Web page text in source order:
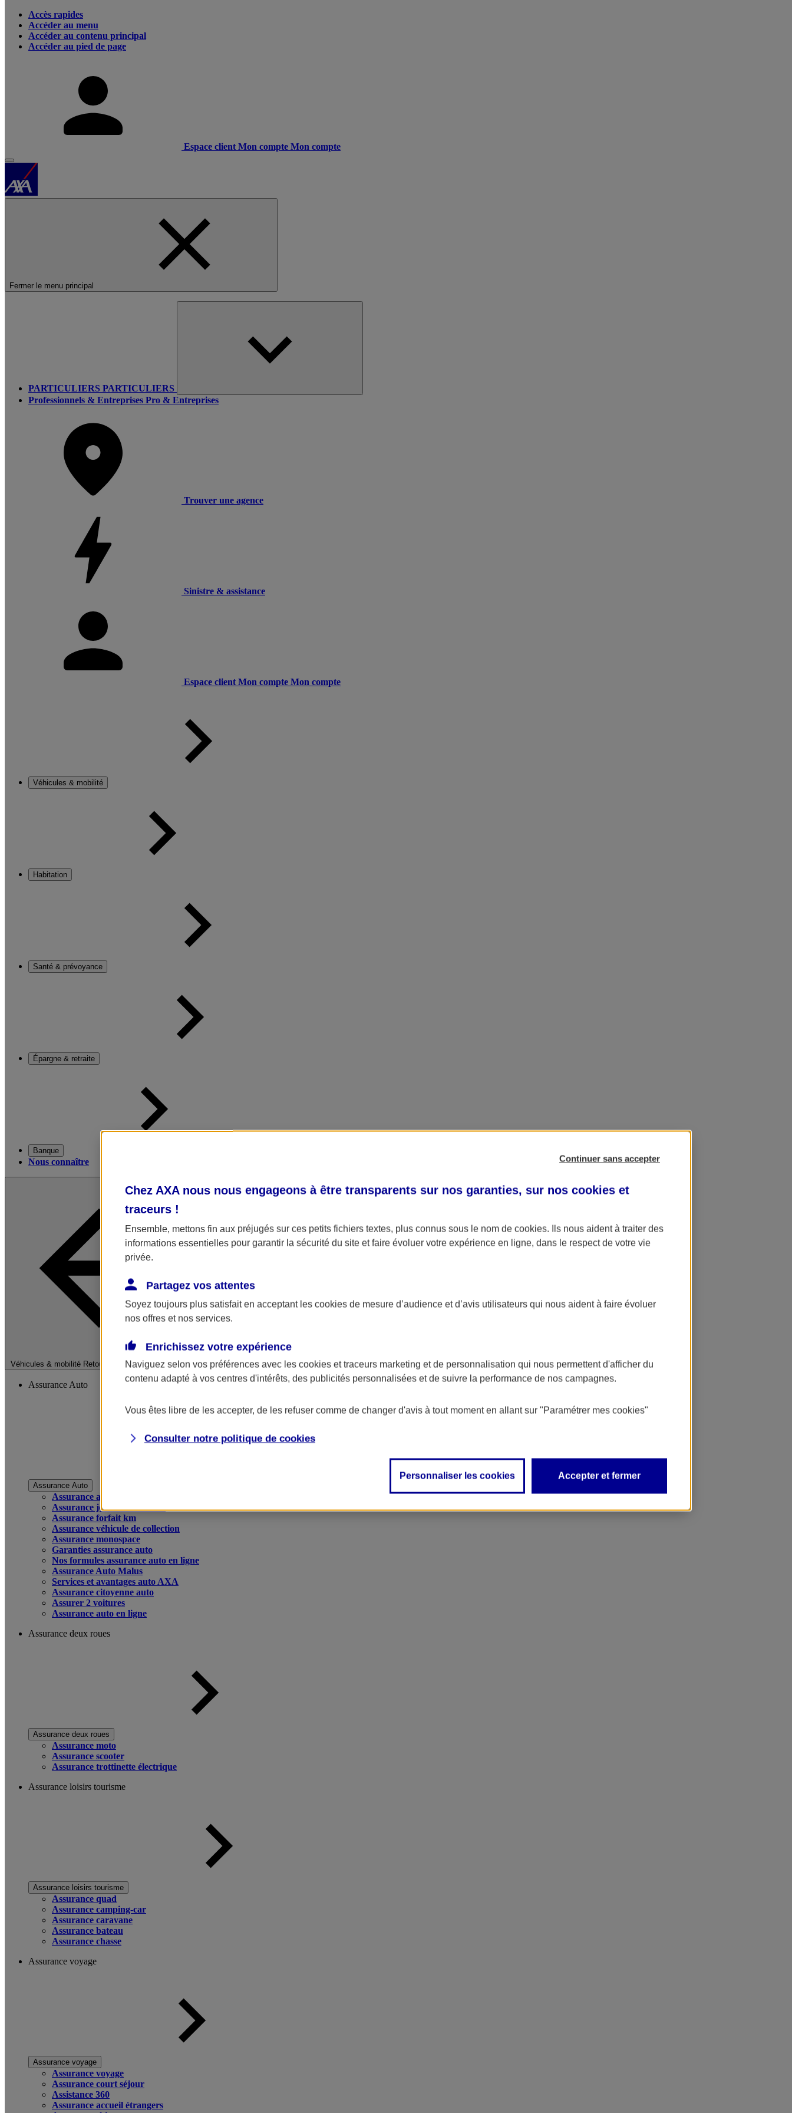
Accès rapides
Accéder au menu
Accéder au contenu principal
Accéder au pied de page
Espace client Mon compte Mon compte
Fermer le menu principal
PARTICULIERS PARTICULIERS
Professionnels & Entreprises Pro & Entreprises
Trouver une agence
Sinistre & assistance
Espace client Mon compte Mon compte
Véhicules & mobilité
Habitation
Santé & prévoyance
Épargne & retraite
Banque
Nous connaître
Véhicules & mobilité Retour à la section précédente
Fermer le menu principal
Assurance Auto
Assurance Auto
Assurance auto
Assurance jeune conducteur
Assurance forfait km
Assurance véhicule de collection
Assurance monospace
Garanties assurance auto
Nos formules assurance auto en ligne
Assurance Auto Malus
Services et avantages auto AXA
Assurance citoyenne auto
Assurer 2 voitures
Assurance auto en ligne
Assurance deux roues
Assurance deux roues
Assurance moto
Assurance scooter
Assurance trottinette électrique
Assurance loisirs tourisme
Assurance loisirs tourisme
Assurance quad
Assurance camping-car
Assurance caravane
Assurance bateau
Assurance chasse
Assurance voyage
Assurance voyage
Assurance voyage
Assurance court séjour
Assistance 360
Assurance accueil étrangers
Continuer sans accepter
Chez AXA nous nous engageons à être transparents sur nos garanties, sur nos cookies et
traceurs !
Ensemble, mettons fin aux préjugés sur ces petits fichiers textes, plus connus sous le nom de cookies. Ils nous aident à traiter des
informations essentielles pour garantir la sécurité du site et faire évoluer votre expérience en ligne, dans le respect de votre vie
privée.
Partagez vos attentes
Soyez toujours plus satisfait en acceptant les cookies de mesure d’audience et d’avis utilisateurs qui nous aident à faire évoluer
nos offres et nos services.
Enrichissez votre expérience
Naviguez selon vos préférences avec les cookies et traceurs marketing et de personnalisation qui nous permettent d'afficher du
contenu adapté à vos centres d'intérêts, des publicités personnalisées et de suivre la performance de nos campagnes.
Vous êtes libre de les accepter, de les refuser comme de changer d'avis à tout moment en allant sur "Paramétrer mes cookies"
Consulter notre politique de cookies
Personnaliser les cookies Accepter et fermer